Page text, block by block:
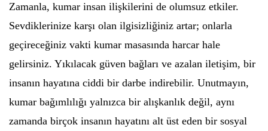
Zamanla, kumar insan ilişkilerini de olumsuz etkiler.
Sevdiklerinize karşı olan ilgisizliğiniz artar; onlarla
geçireceğiniz vakti kumar masasında harcar hale
gelirsiniz. Yıkılacak güven bağları ve azalan iletişim, bir
insanın hayatına ciddi bir darbe indirebilir. Unutmayın,
kumar bağımlılığı yalnızca bir alışkanlık değil, aynı
zamanda birçok insanın hayatını alt üst eden bir sosyal